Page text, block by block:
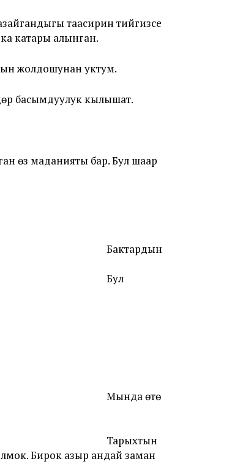
таасирин тийгизсе
катары алынган.
жолдошунан уктум.
басымдуулук кылышат.
өз маданияты бар. Бул шаар
Бактардын
Бул
Мында өтө
Тарыхтын
Бирок азыр андай заман